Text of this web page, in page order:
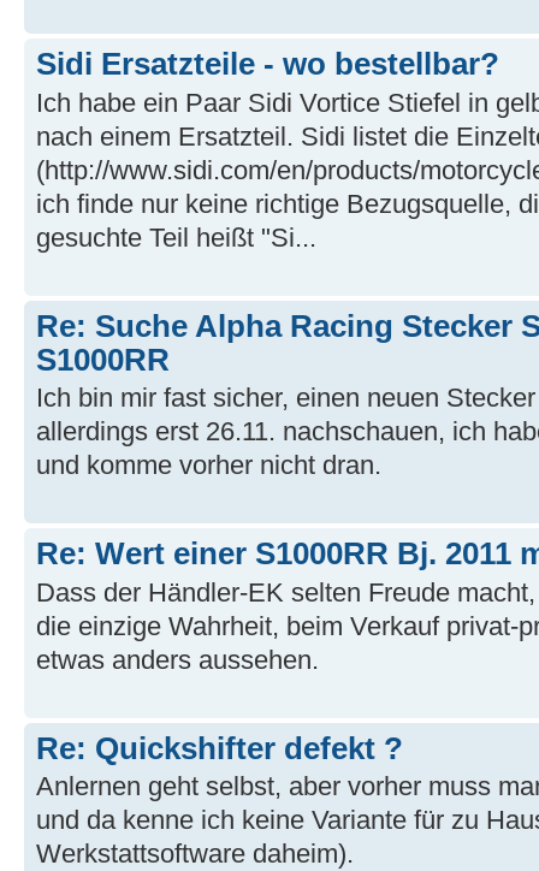
Sidi Ersatzteile - wo bestellbar?
Ich habe ein Paar Sidi Vortice Stiefel in
nach einem Ersatzteil. Sidi listet die
(http://www.sidi.com/en/products/
ich finde nur keine richtige Bezugsquelle,
gesuchte Teil heißt "Si...
Re: Suche Alpha Racing Stecker
S1000RR
Ich bin mir fast sicher, einen neuen
allerdings erst 26.11. nachschauen, ich
und komme vorher nicht dran.
Re: Wert einer S1000RR Bj. 2011
Dass der Händler-EK selten Freude
die einzige Wahrheit, beim Verkauf privat-
etwas anders aussehen.
Re: Quickshifter defekt ?
Anlernen geht selbst, aber vorher muss
und da kenne ich keine Variante für zu
Werkstattsoftware daheim).